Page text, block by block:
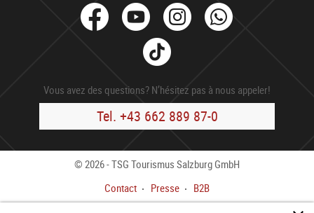
facebook
YoutubeInstagram
Tik
Tok
Vous avez des questions? N’hésitez pas à nous appeler!
Tel. +43 662 889 87-0
© 2026 - TSG Tourismus Salzburg GmbH
Contact
Presse
B2B